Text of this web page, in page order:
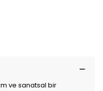
ve sanatsal bir